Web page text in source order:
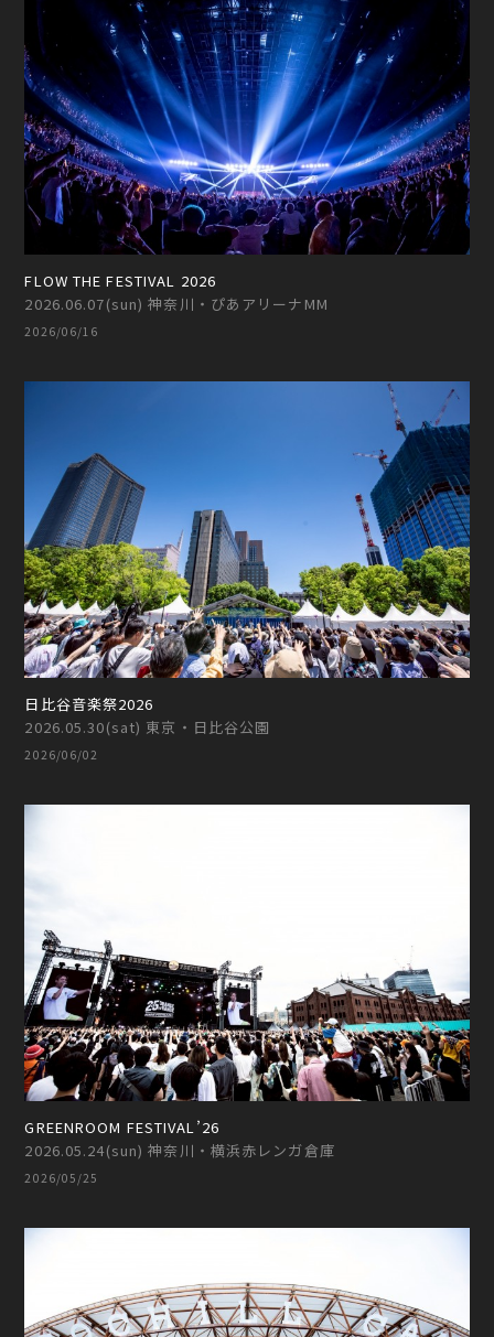
FLOW THE FESTIVAL 2026
2026.06.07(sun) 神奈川・ぴあアリーナMM
2026/06/16
日比谷音楽祭2026
2026.05.30(sat) 東京・日比谷公園
2026/06/02
GREENROOM FESTIVAL’26
2026.05.24(sun) 神奈川・横浜赤レンガ倉庫
2026/05/25